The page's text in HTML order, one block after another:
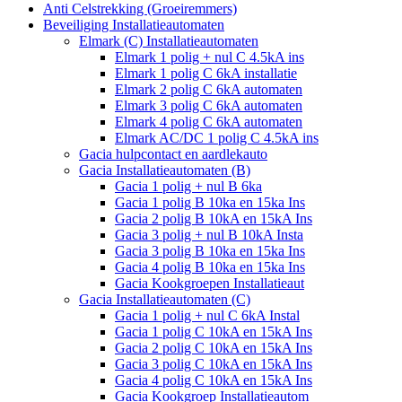
Anti Celstrekking (Groeiremmers)
Beveiliging Installatieautomaten
Elmark (C) Installatieautomaten
Elmark 1 polig + nul C 4.5kA ins
Elmark 1 polig C 6kA installatie
Elmark 2 polig C 6kA automaten
Elmark 3 polig C 6kA automaten
Elmark 4 polig C 6kA automaten
Elmark AC/DC 1 polig C 4.5kA ins
Gacia hulpcontact en aardlekauto
Gacia Installatieautomaten (B)
Gacia 1 polig + nul B 6ka
Gacia 1 polig B 10ka en 15ka Ins
Gacia 2 polig B 10kA en 15kA Ins
Gacia 3 polig + nul B 10kA Insta
Gacia 3 polig B 10ka en 15ka Ins
Gacia 4 polig B 10ka en 15ka Ins
Gacia Kookgroepen Installatieaut
Gacia Installatieautomaten (C)
Gacia 1 polig + nul C 6kA Instal
Gacia 1 polig C 10kA en 15kA Ins
Gacia 2 polig C 10kA en 15kA Ins
Gacia 3 polig C 10kA en 15kA Ins
Gacia 4 polig C 10kA en 15kA Ins
Gacia Kookgroep Installatieautom